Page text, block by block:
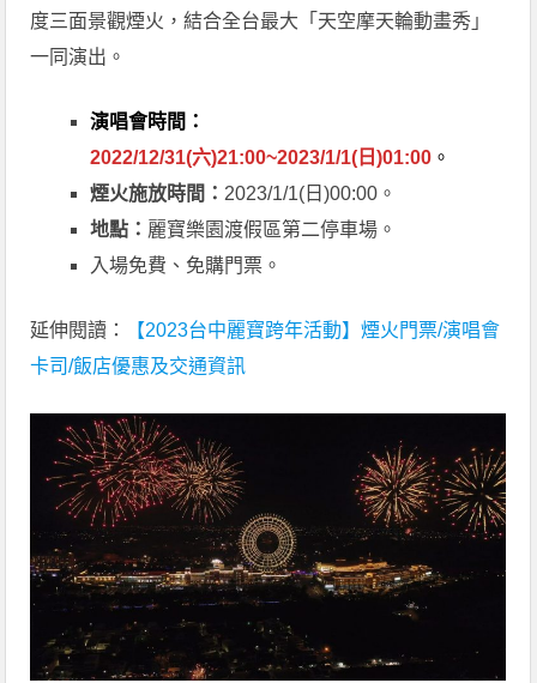
度三面景觀煙火，結合全台最大「天空摩天輪動畫秀」
一同演出。
演唱會時間：
2022/12/31(六)21:00~2023/1/1(日)01:00 。
煙火施放時間： 2023/1/1(日)00:00。
地點： 麗寶樂園渡假區第二停車場。
入場免費、免購門票。
延伸閱讀：
【2023台中麗寶跨年活動】煙火門票/演唱會
卡司/飯店優惠及交通資訊